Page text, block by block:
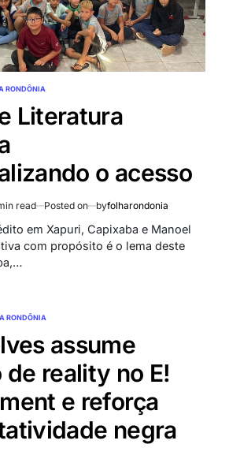
RONDÔNIA
Literatura
o acesso
read Posted on byfolharondonia
em Xapuri, Capixaba e Manoel
com propósito é o lema deste
RONDÔNIA
assume
reality no E!
e reforça
negra